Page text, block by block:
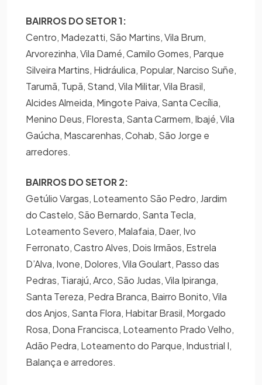
BAIRROS DO SETOR 1:
Centro, Madezatti, São Martins, Vila Brum,
Arvorezinha, Vila Damé, Camilo Gomes, Parque
Silveira Martins, Hidráulica, Popular, Narciso Suñe,
Tarumã, Tupã, Stand, Vila Militar, Vila Brasil,
Alcides Almeida, Mingote Paiva, Santa Cecília,
Menino Deus, Floresta, Santa Carmem, Ibajé, Vila
Gaúcha, Mascarenhas, Cohab, São Jorge e
arredores.
BAIRROS DO SETOR 2:
Getúlio Vargas, Loteamento São Pedro, Jardim
do Castelo, São Bernardo, Santa Tecla,
Loteamento Severo, Malafaia, Daer, Ivo
Ferronato, Castro Alves, Dois Irmãos, Estrela
D’Alva, Ivone, Dolores, Vila Goulart, Passo das
Pedras, Tiarajú, Arco, São Judas, Vila Ipiranga,
Santa Tereza, Pedra Branca, Bairro Bonito, Vila
dos Anjos, Santa Flora, Habitar Brasil, Morgado
Rosa, Dona Francisca, Loteamento Prado Velho,
Adão Pedra, Loteamento do Parque, Industrial I,
Balança e arredores.